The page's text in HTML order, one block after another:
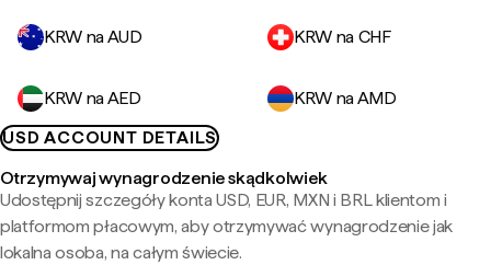
KRW na AUD KRW na CHF
KRW na AED
KRW na AMD
USD ACCOUNT DETAILS
Otrzymywaj wynagrodzenie skądkolwiek
Udostępnij szczegóły konta USD, EUR, MXN i BRL klientom i
platformom płacowym, aby otrzymywać wynagrodzenie jak
lokalna osoba, na całym świecie.